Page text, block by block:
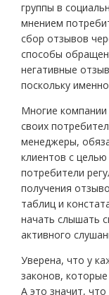
группы в
мнением
сбор отзывов
способы
негативные
поскольку
Многие
своих
менеджеры,
клиентов с
потребители
получения
таблиц и
начать слышать
активного
Уверена, что у
законов,
А это значит,